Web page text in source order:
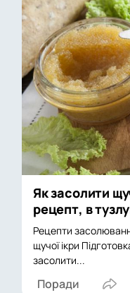
Як засолити
рецепт, в
Рецепти
щучої ікри
засолити...
Поради